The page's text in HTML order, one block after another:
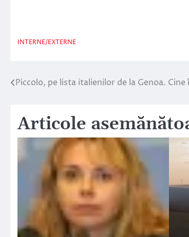
INTERNE/EXTERNE
Navigare
articole
Piccolo, pe lista italienilor de la Genoa. Cine
Articole